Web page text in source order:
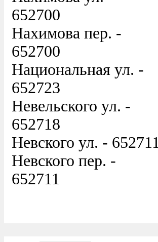
652700
Нахимова пер. -
652700
Национальная ул. -
652723
Невельского ул. -
652718
Невского ул. - 652711
Невского пер. -
652711